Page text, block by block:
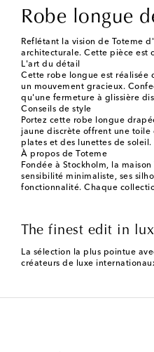
Robe longue
Reflétant la vision de Toteme
architecturale. Cette pièce est
L'art du détail
Cette robe longue est réalisée
un mouvement gracieux.
qu'une fermeture à glissière
Conseils de style
Portez cette robe longue
jaune discrète offrent une toile
plates et des lunettes de
À propos de Toteme
Fondée à Stockholm, la
sensibilité minimaliste, ses
fonctionnalité. Chaque
The finest edit in
La sélection la plus pointue
créateurs de luxe